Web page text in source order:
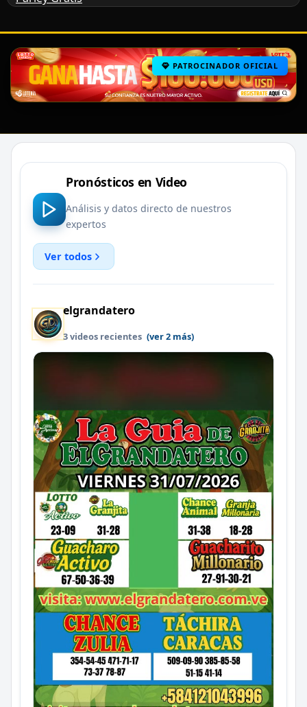
PATROCINADOR OFICIAL
Pronósticos en Video
Análisis y datos directo de nuestros
expertos
Ver todos
elgrandatero
3 videos recientes (ver 2 más)